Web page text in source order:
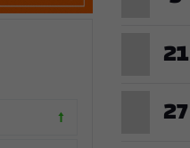
21
27